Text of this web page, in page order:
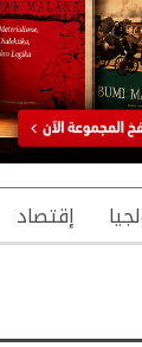
إقتصاد